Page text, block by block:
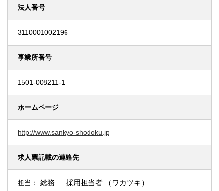
法人番号
3110001002196
事業所番号
1501-008211-1
ホームページ
http://www.sankyo-shodoku.jp
求人票記載の連絡先
担当： 総務 採用担当者 （ワカツキ）